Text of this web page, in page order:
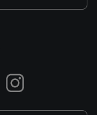
Instagram